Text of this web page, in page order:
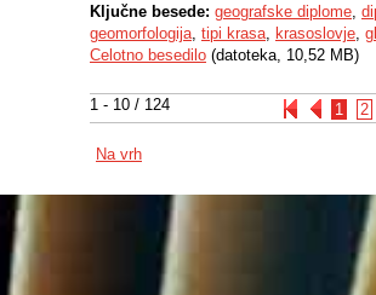
1 - 10 / 124 1 2
Ključne besede: geografske diplome,
geomorfologija, tipi krasa, krasoslovje,
Celotno besedilo (datoteka, 10,52 MB)
Na vrh